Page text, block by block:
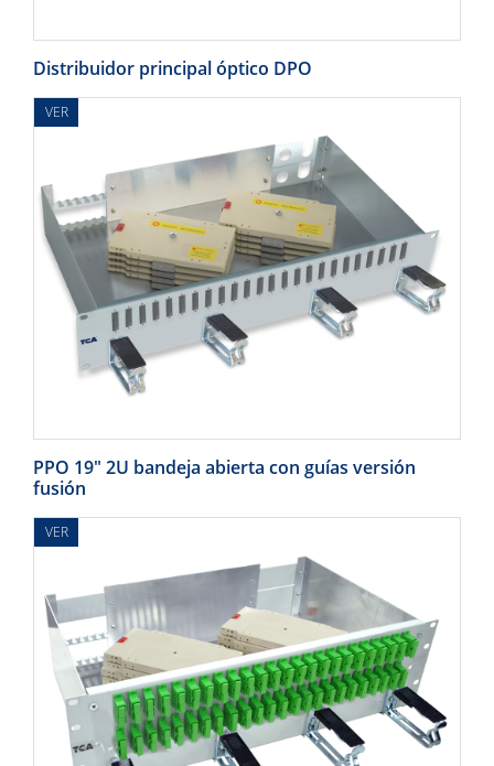
Distribuidor principal óptico DPO
VER
PPO 19" 2U bandeja abierta con guías versión
fusión
VER